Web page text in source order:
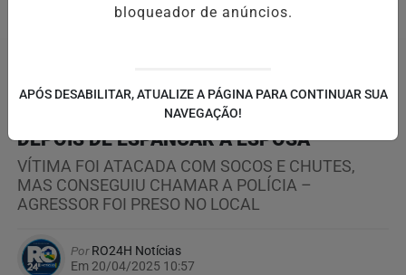
AGRESSÃO, INVASÃO E CINISMO: ELE
ESPEROU A PM SENTADO NO SOFÁ
DEPOIS DE ESPANCAR A ESPOSA
VÍTIMA FOI ATACADA COM SOCOS E CHUTES,
MAS CONSEGUIU CHAMAR A POLÍCIA –
AGRESSOR FOI PRESO NO LOCAL
PorRO24H Notícias
Em 20/04/2025 10:57
bloqueador de anúncios.
APÓS DESABILITAR, ATUALIZE A PÁGINA PARA CONTINUAR SUA
NAVEGAÇÃO!